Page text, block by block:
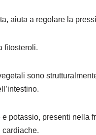
aiuta a regolare la
fitosteroli.
sono
potassio, presenti nella
cardiache.